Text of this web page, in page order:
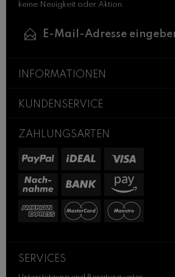
keine Neuigkeit oder Aktion.
Kenntnis genommen und die
Die mit einem Stern (*) markierten
INFORMATIONEN
KUNDENSERVICE
ZAHLUNGSARTEN
SERVICES